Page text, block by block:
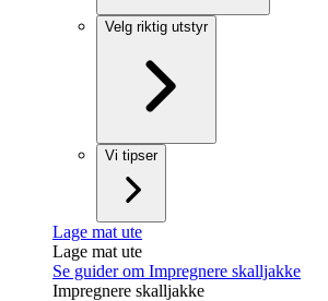
Velg riktig utstyr
Vi tipser
Lage mat ute
Lage mat ute
Se guider om Impregnere skalljakke
Impregnere skalljakke